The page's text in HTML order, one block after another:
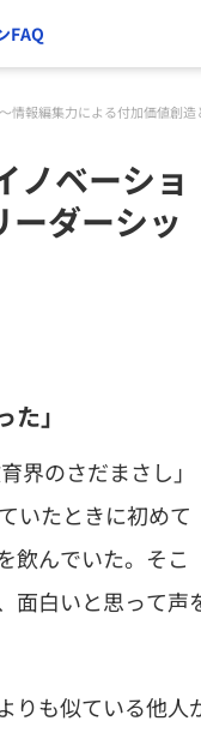
FAQ
情報編集力による付加価値創造
ノベーショ
ダーシッ
」
界のさだまさし」
いたときに初めて
飲んでいた。そこ
面白いと思って声
りも似ている他人